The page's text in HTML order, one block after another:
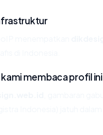
membaca profil ini